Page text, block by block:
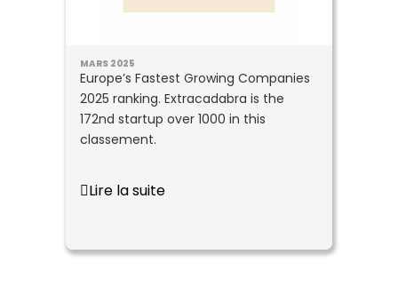
MARS 2025
Europe’s Fastest Growing Companies
2025 ranking. Extracadabra is the
172nd startup over 1000 in this
classement.
Lire la suite